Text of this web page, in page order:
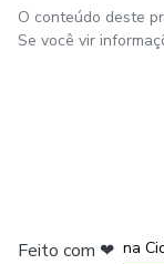
O conteúdo deste
Se você vir
Feito com ❤ na